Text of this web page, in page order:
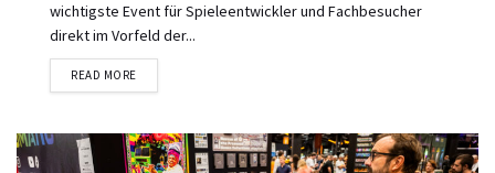
wichtigste Event für Spieleentwickler und Fachbesucher
direkt im Vorfeld der...
READ MOREDETAILS